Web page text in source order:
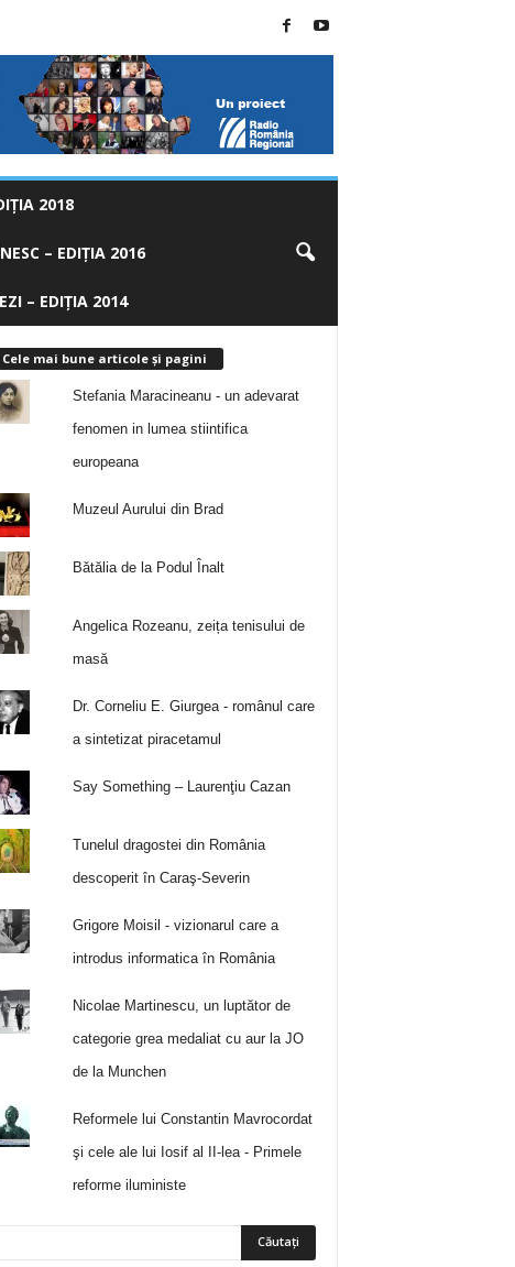
2018
– EDIȚIA 2016
– EDIȚIA 2014
Cele mai bune articole și pagini
Stefania Maracineanu - un adevarat
fenomen in lumea stiintifica
europeana
Muzeul Aurului din Brad
Bătălia de la Podul Înalt
Angelica Rozeanu, zeița tenisului de
masă
Dr. Corneliu E. Giurgea - românul care
a sintetizat piracetamul
Say Something – Laurenţiu Cazan
Tunelul dragostei din România
descoperit în Caraş-Severin
Grigore Moisil - vizionarul care a
introdus informatica în România
Nicolae Martinescu, un luptător de
categorie grea medaliat cu aur la JO
de la Munchen
Reformele lui Constantin Mavrocordat
şi cele ale lui Iosif al II-lea - Primele
reforme iluministe